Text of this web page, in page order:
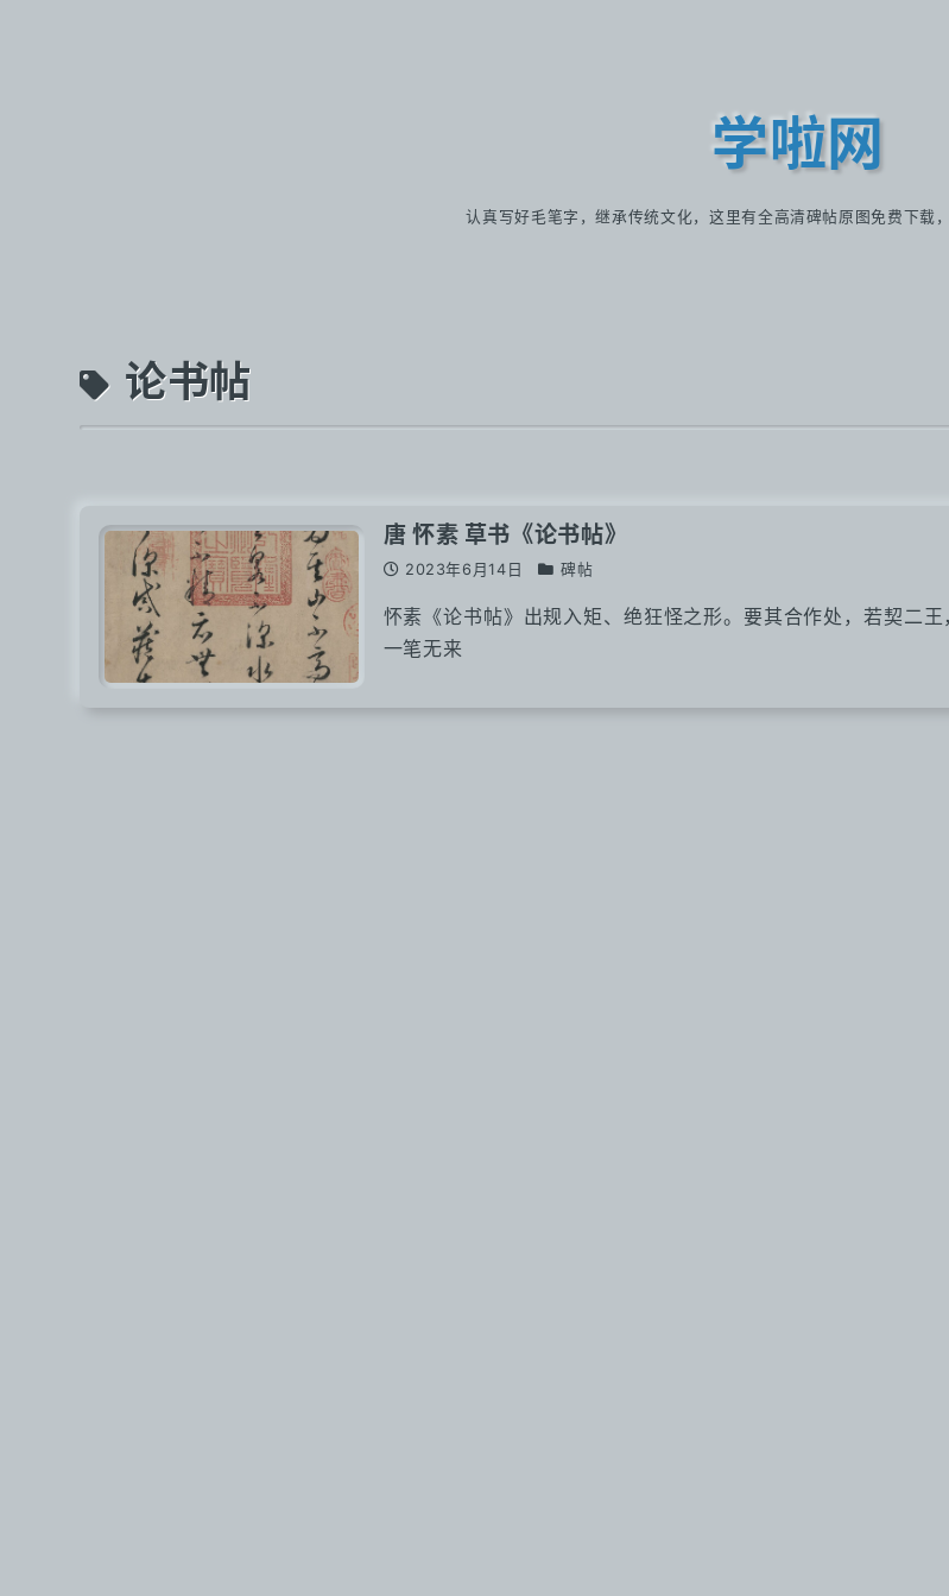
学啦网
认真写好毛笔字，继承传统文化，这里有全高清碑帖原图免费下载
论书帖
唐 怀素 草书《论书帖》
2023年6月14日 碑帖
怀素《论书帖》出规入矩、绝狂怪之形。要其合作处，若契二王
一笔无来